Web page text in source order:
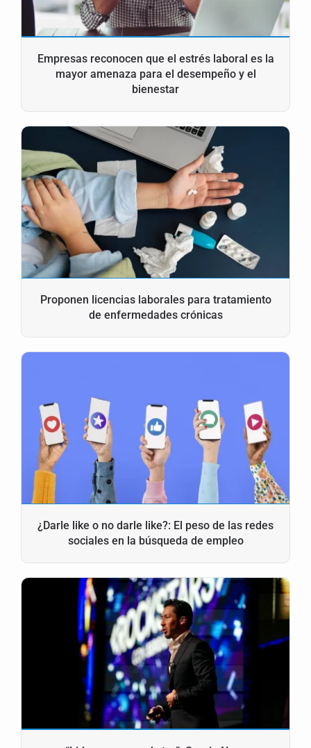
Empresas reconocen que el estrés laboral es la
mayor amenaza para el desempeño y el
bienestar
Proponen licencias laborales para tratamiento
de enfermedades crónicas
¿Darle like o no darle like?: El peso de las redes
sociales en la búsqueda de empleo